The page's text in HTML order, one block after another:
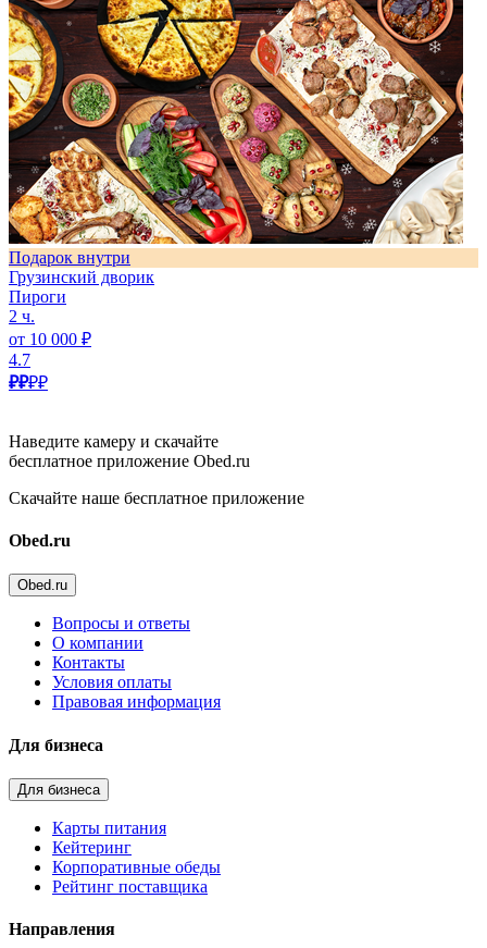
Подарок внутри
Грузинский дворик
Пироги
2 ч.
от 10 000 ₽
4.7
₽₽₽₽
Наведите камеру и скачайте
бесплатное приложение Obed.ru
Скачайте наше бесплатное приложение
Obed.ru
Obed.ru
Вопросы и ответы
О компании
Контакты
Условия оплаты
Правовая информация
Для бизнеса
Для бизнеса
Карты питания
Кейтеринг
Корпоративные обеды
Рейтинг поставщика
Направления